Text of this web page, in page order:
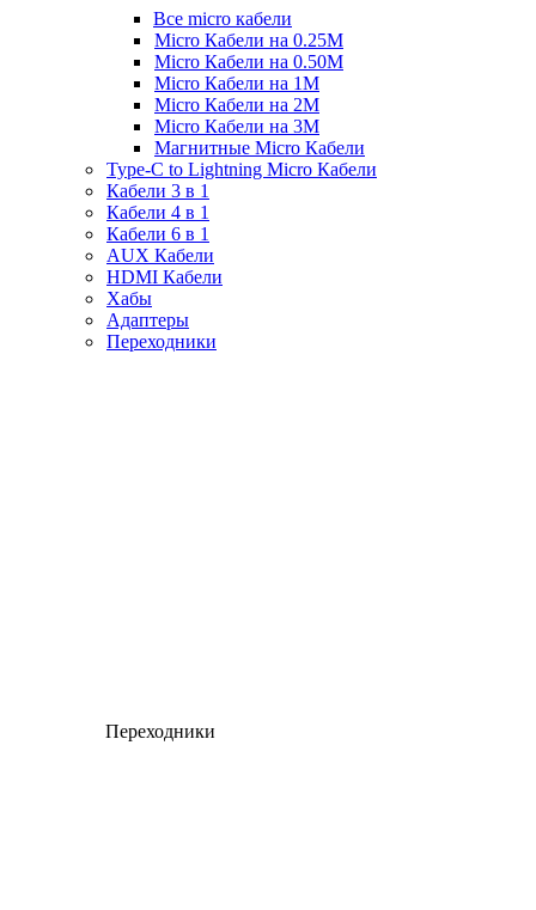
Все micro кабели
Micro Кабели на 0.25М
Micro Кабели на 0.50М
Micro Кабели на 1М
Micro Кабели на 2М
Micro Кабели на 3М
Магнитные Micro Кабели
Type-C to Lightning Micro Кабели
Кабели 3 в 1
Кабели 4 в 1
Кабели 6 в 1
AUX Кабели
HDMI Кабели
Хабы
Адаптеры
Переходники
Переходники